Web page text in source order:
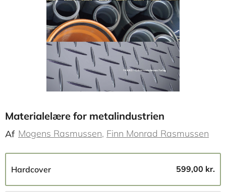
Materialelære for metalindustrien
Af Mogens Rasmussen Finn Monrad Rasmussen
Hardcover 599,00 kr.